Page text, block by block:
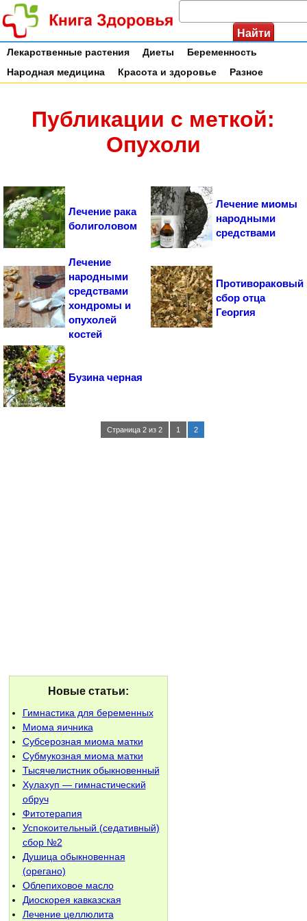
Лекарственные растения Диеты
Беременность
Народная медицина
Красота и здоровье Разное
Публикации с меткой:
Опухоли
Лечение рака
болиголовом
Лечение миомы
народными
средствами
Лечение
народными
средствами
хондромы и
опухолей
костей
Противораковый
сбор отца
Георгия
Бузина черная
Страница 2 из 2 1 2
Новые статьи:
Гимнастика для беременных
Миома яичника
Субсерозная миома матки
Субмукозная миома матки
Тысячелистник обыкновенный
Хулахуп — гимнастический
обруч
Фитотерапия
Успокоительный (седативный)
сбор №2
Душица обыкновенная
(орегано)
Облепиховое масло
Диоскорея кавказская
Лечение целлюлита